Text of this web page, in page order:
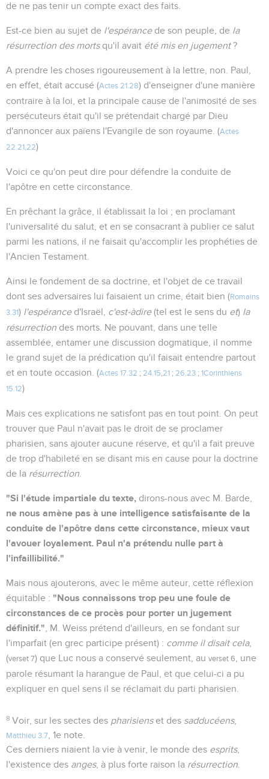
de ne pas tenir un compte exact des faits.
Est-ce bien au sujet de l'espérancede son peuple, de la
résurrection des mortsqu'il avait été mis en jugement?
A prendre les choses rigoureusement à la lettre, non. Paul,
en effet, était accusé (Actes 21.28) d'enseigner d'une manière
contraire à la loi, et la principale cause de l'animosité de ses
persécuteurs était qu'il se prétendait chargé par Dieu
d'annoncer aux païens l'Evangile de son royaume. (Actes
22.21,22)
Voici ce qu'on peut dire pour défendre la conduite de
l'apôtre en cette circonstance.
En prêchant la grâce, il établissait la loi ; en proclamant
l'universalité du salut, et en se consacrant à publier ce salut
parmi les nations, il ne faisait qu'accomplir les prophéties de
l'Ancien Testament.
Ainsi le fondement de sa doctrine, et l'objet de ce travail
dont ses adversaires lui faisaient un crime, était bien (Romains
3.31) l'espéranced'Israël, c'est-àdire(tel est le sens du et) la
résurrection des morts. Ne pouvant, dans une telle
assemblée, entamer une discussion dogmatique, il nomme
le grand sujet de la prédication qu'il faisait entendre partout
et en toute occasion. (Actes 17.32 ; 24.15 21 ; 26.23 ; 1Corinthiens
15.12)
Mais ces explications ne satisfont pas en tout point. On peut
trouver que Paul n'avait pas le droit de se proclamer
pharisien, sans ajouter aucune réserve, et qu'il a fait preuve
de trop d'habileté en se disant mis en cause pour la doctrine
de la résurrection
"Si l'étude impartiale du texte, dirons-nous avec M. Barde,
ne nous amène pas à une intelligence satisfaisante de la
conduite de l'apôtre dans cette circonstance, mieux vaut
l'avouer loyalement. Paul n'a prétendu nulle part à
l'infaillibilité."
Mais nous ajouterons, avec le même auteur, cette réflexion
équitable : "Nous connaissons trop peu une foule de
circonstances de ce procès pour porter un jugement
définitif." , M. Weiss prétend d'ailleurs, en se fondant sur
l'imparfait (en grec participe présent) : comme il disait cela,
(verset 7) que Luc nous a conservé seulement, au verset 6
, une
parole résumant la harangue de Paul, et que celui-ci a pu
expliquer en quel sens il se réclamait du parti pharisien.
8 Voir, sur les sectes des pharisienset des sadducéens,
Matthieu 3.7
, 1e note.
Ces derniers niaient la vie à venir, le monde des esprits,
l'existence des anges, à plus forte raison la résurrection